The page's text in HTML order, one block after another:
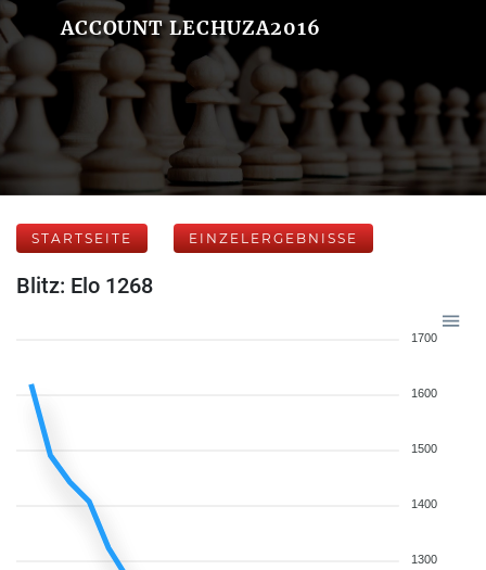
ACCOUNT LECHUZA2016
STARTSEITE EINZELERGEBNISSE
Blitz: Elo 1268
1700
1600
1500
1400
1300